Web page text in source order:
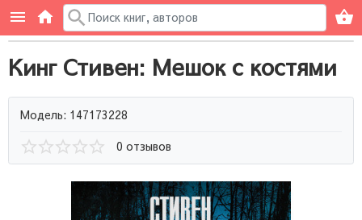
Кинг Стивен: Мешок с костями
Модель: 147173228
0 отзывов